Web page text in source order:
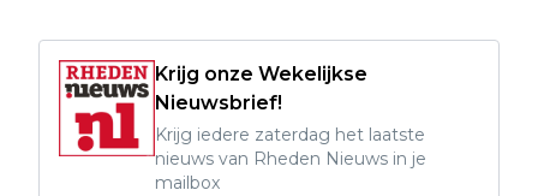
Krijg onze Wekelijkse
Nieuwsbrief!
Krijg iedere zaterdag het laatste
nieuws van Rheden Nieuws in je
mailbox